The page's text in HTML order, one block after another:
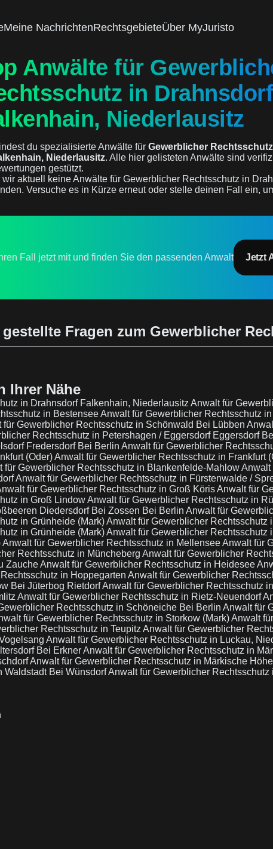
Meine NachrichtenRechtsgebieteÜber MyJuristo
Anwälte für
in Drahnsdorf
Niederlausitz
du spezialisierte Anwälte für Gewerblicher Rechtsschutz
Niederlausitz. Alle hier gelisteten Anwälte sind
gestützt.
wir aktuell keine Anwälte für Gewerblicher Rechtsschutz in
Versuche es in Kürze erneut oder stelle deinen Fall ein,
Fall jetzt mit und finden Sie den passenden Anwalt Jetzt
Fragen zum Gewerblicher
Ihrer Nähe
in Drahnsdorf Falkenhain, Niederlausitz Anwalt für
in BestenseeAnwalt für Gewerblicher Rechtsschutz
für Gewerblicher Rechtsschutz in Schönwald Bei Lübben
Rechtsschutz in Petershagen / Eggersdorf Eggersdorf
Fredersdorf Bei Berlin Anwalt für Gewerblicher
(Oder)Anwalt für Gewerblicher Rechtsschutz in Frankfurt
für Gewerblicher Rechtsschutz in Blankenfelde-MahlowAnwalt
Anwalt für Gewerblicher Rechtsschutz in Fürstenwalde /
für Gewerblicher Rechtsschutz in Groß KörisAnwalt für
in Groß LindowAnwalt für Gewerblicher Rechtsschutz in
Diedersdorf Bei Zossen Bei Berlin Anwalt für
in Grünheide (Mark)Anwalt für Gewerblicher
in Grünheide (Mark)Anwalt für Gewerblicher Rechtsschutz
Anwalt für Gewerblicher Rechtsschutz in MellenseeAnwalt für
Rechtsschutz in Müncheberg Anwalt für Gewerblicher
ZaucheAnwalt für Gewerblicher Rechtsschutz in Heidesee
in Hoppegarten Anwalt für Gewerblicher
Bei Jüterbog RietdorfAnwalt für Gewerblicher Rechtsschutz
Anwalt für Gewerblicher Rechtsschutz in Rietz-Neuendorf
Rechtsschutz in Schöneiche Bei Berlin Anwalt für
für Gewerblicher Rechtsschutz in Storkow (Mark)Anwalt
Rechtsschutz in Teupitz Anwalt für Gewerblicher
Anwalt für Gewerblicher Rechtsschutz in Luckau,
Bei ErknerAnwalt für Gewerblicher Rechtsschutz in
Anwalt für Gewerblicher Rechtsschutz in Märkische Höhe
Waldstadt Bei WünsdorfAnwalt für Gewerblicher